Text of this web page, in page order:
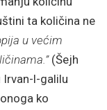
ta količina ne
u većim
(Šejh
l-galilu
ko